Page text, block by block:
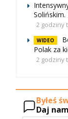
Solińskim.
2 godziny
WIDEO
Polak za
2 godziny
Byłeś
Daj